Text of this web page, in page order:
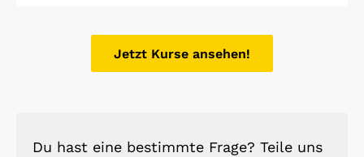
Jetzt Kurse ansehen!
Du hast eine bestimmte Frage? Teile uns